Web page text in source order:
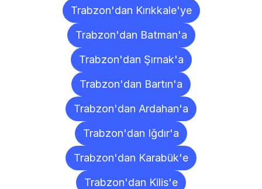
Trabzon'dan Kırıkkale'ye
Trabzon'dan Batman'a
Trabzon'dan Şırnak'a
Trabzon'dan Bartın'a
Trabzon'dan Ardahan'a
Trabzon'dan Iğdır'a
Trabzon'dan Karabük'e
Trabzon'dan Kilis'e